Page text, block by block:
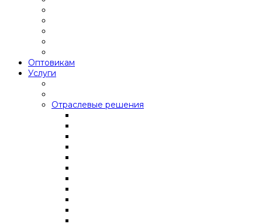
Оптовикам
Услуги
Отраслевые решения